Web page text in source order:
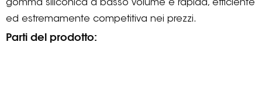
gomma siliconica a basso volume è rapida, efficiente
ed estremamente competitiva nei prezzi.
Parti del prodotto: